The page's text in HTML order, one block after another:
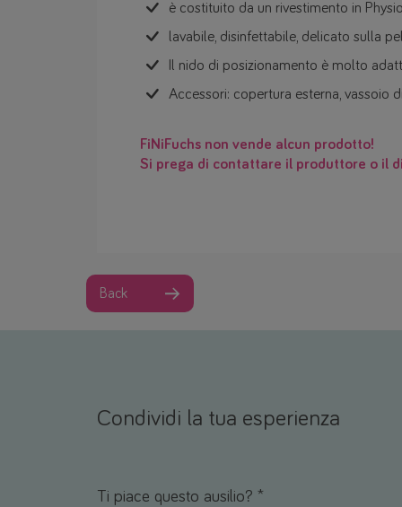
è costituito da un rivestimento in
lavabile, disinfettabile, delicato sulla
Il nido di posizionamento è molto
Accessori: copertura esterna, vassoio
FiNiFuchs non vende alcun prodotto!
Si prega di contattare il produttore o il
Back
Condividi la tua esperienza
Ti piace questo ausilio? *